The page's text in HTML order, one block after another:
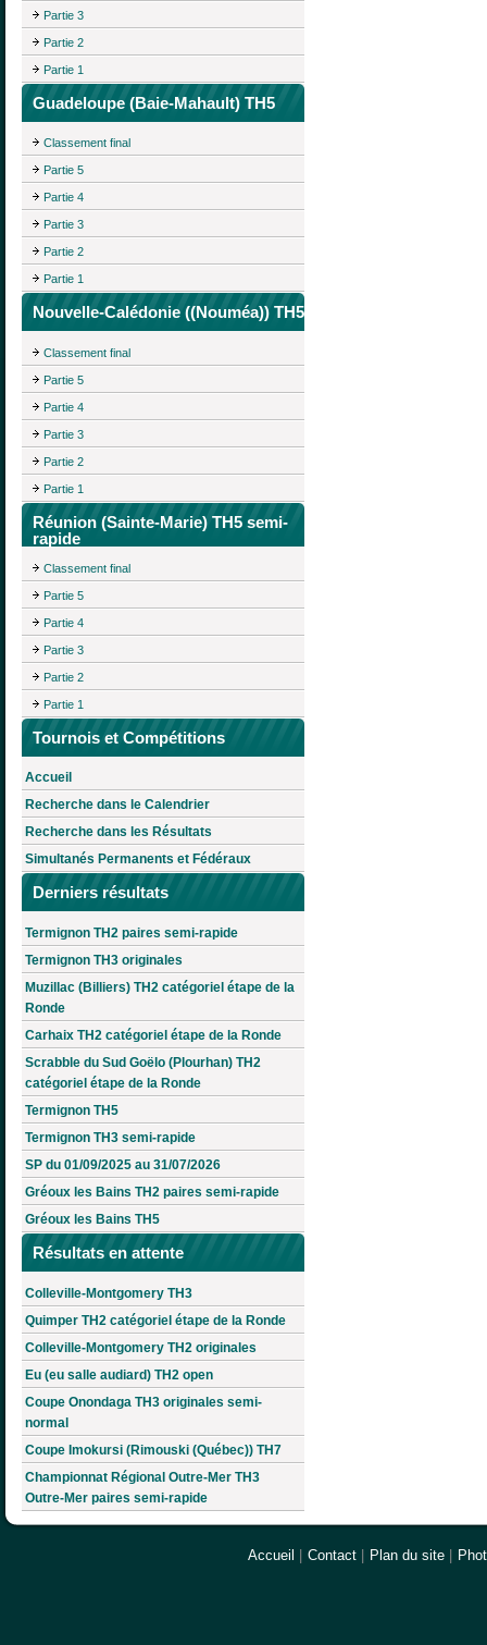
Partie 3
Partie 2
Partie 1
Guadeloupe (Baie-Mahault) TH5
Classement final
Partie 5
Partie 4
Partie 3
Partie 2
Partie 1
Nouvelle-Calédonie ((Nouméa)) TH5
Classement final
Partie 5
Partie 4
Partie 3
Partie 2
Partie 1
Réunion (Sainte-Marie) TH5 semi-
rapide
Classement final
Partie 5
Partie 4
Partie 3
Partie 2
Partie 1
Tournois et Compétitions
Accueil
Recherche dans le Calendrier
Recherche dans les Résultats
Simultanés Permanents et Fédéraux
Derniers résultats
Termignon TH2 paires semi-rapide
Termignon TH3 originales
Muzillac (Billiers) TH2 catégoriel étape de la
Ronde
Carhaix TH2 catégoriel étape de la Ronde
Scrabble du Sud Goëlo (Plourhan) TH2
catégoriel étape de la Ronde
Termignon TH5
Termignon TH3 semi-rapide
SP du 01/09/2025 au 31/07/2026
Gréoux les Bains TH2 paires semi-rapide
Gréoux les Bains TH5
Résultats en attente
Colleville-Montgomery TH3
Quimper TH2 catégoriel étape de la Ronde
Colleville-Montgomery TH2 originales
Eu (eu salle audiard) TH2 open
Coupe Onondaga TH3 originales semi-
normal
Coupe Imokursi (Rimouski (Québec)) TH7
Championnat Régional Outre-Mer TH3
Outre-Mer paires semi-rapide
Accueil | Contact | Plan du site |